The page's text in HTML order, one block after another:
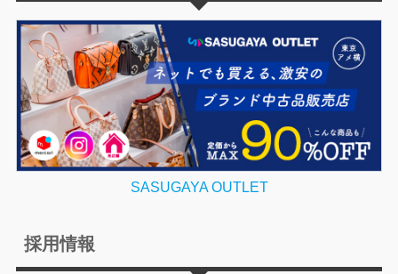
SASUGAYA OUTLET
採用情報